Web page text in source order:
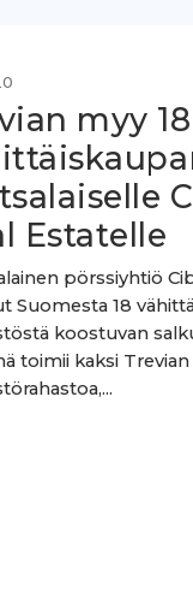
myy 18
Estatelle
pörssiyhtiö
Suomesta 18
koostuvan
toimii kaksi